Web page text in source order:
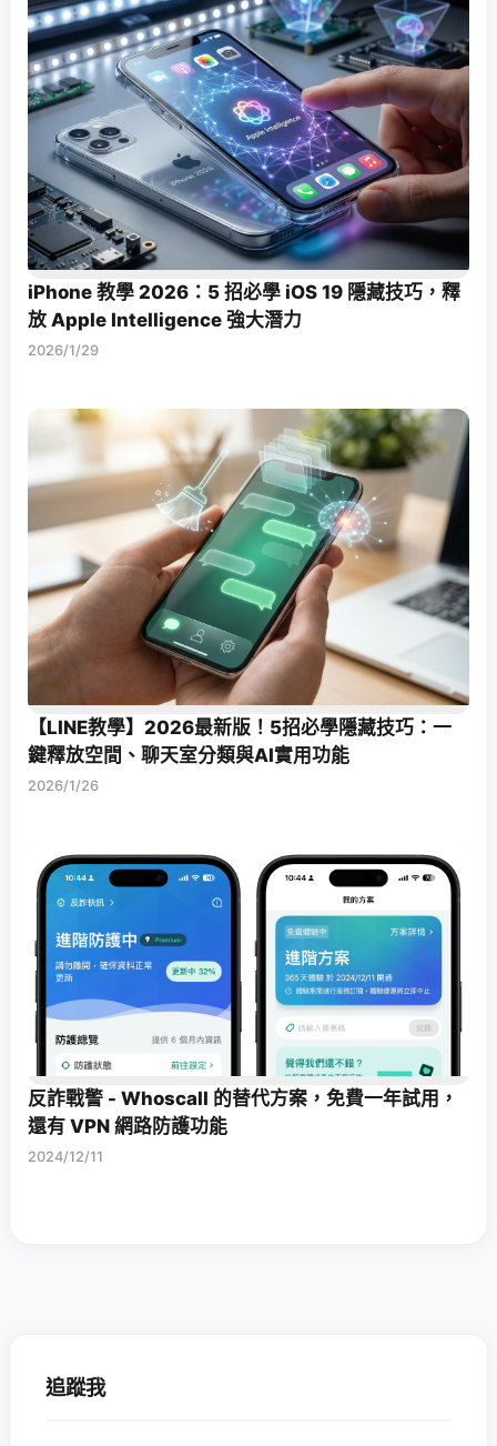
iPhone 教學 2026：5 招必學 iOS 19 隱藏技巧，釋
放 Apple Intelligence 強大潛力
2026/1/29
【LINE教學】2026最新版！5招必學隱藏技巧：一
鍵釋放空間、聊天室分類與AI實用功能
2026/1/26
反詐戰警 - Whoscall 的替代方案，免費一年試用，
還有 VPN 網路防護功能
2024/12/11
追蹤我